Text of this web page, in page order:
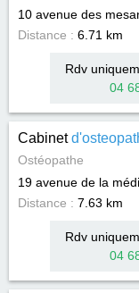
10 avenue des
Distance : 6.71 km
Rdv
04
Cabinet
Ostéopathe
19 avenue de la
Distance : 7.63 km
Rdv
04